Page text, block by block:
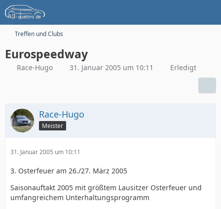
Treffen und Clubs
Eurospeedway
Race-Hugo 31. Januar 2005 um 10:11 Erledigt
Race-Hugo
Meister
31. Januar 2005 um 10:11
3. Osterfeuer am 26./27. März 2005
Saisonauftakt 2005 mit größtem Lausitzer Osterfeuer und
umfangreichem Unterhaltungsprogramm